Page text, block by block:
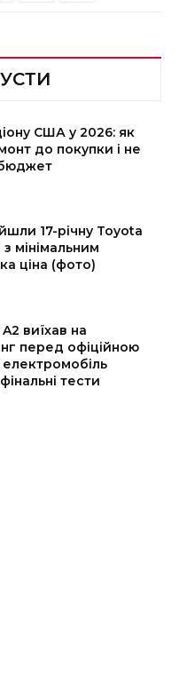
США у 2026: як
до покупки і не
бюджет
17-річну Toyota
мінімальним
ціна (фото)
виїхав на
перед офіційною
тести